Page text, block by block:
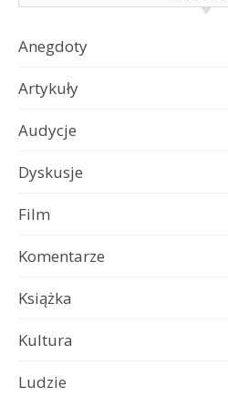
Anegdoty
Artykuły
Audycje
Dyskusje
Film
Komentarze
Książka
Kultura
Ludzie